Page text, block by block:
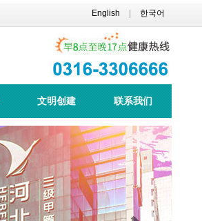
English 한국어
文明创建 联系我们